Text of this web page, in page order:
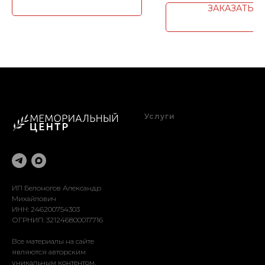
ЗАКАЗАТЬ
ИП Белоногов Александр
Михайлович
ИНН: 246200754303
ОГРНИП: 321246800017716
Все материалы на сайте
являются авторским
уникальным контентом.
Услуги